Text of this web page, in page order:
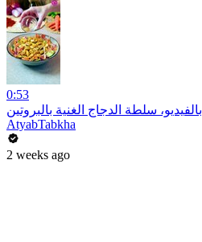
0:53
بالفيديو، سلطة الدجاج الغنية بالبروتين
AtyabTabkha
2 weeks ago